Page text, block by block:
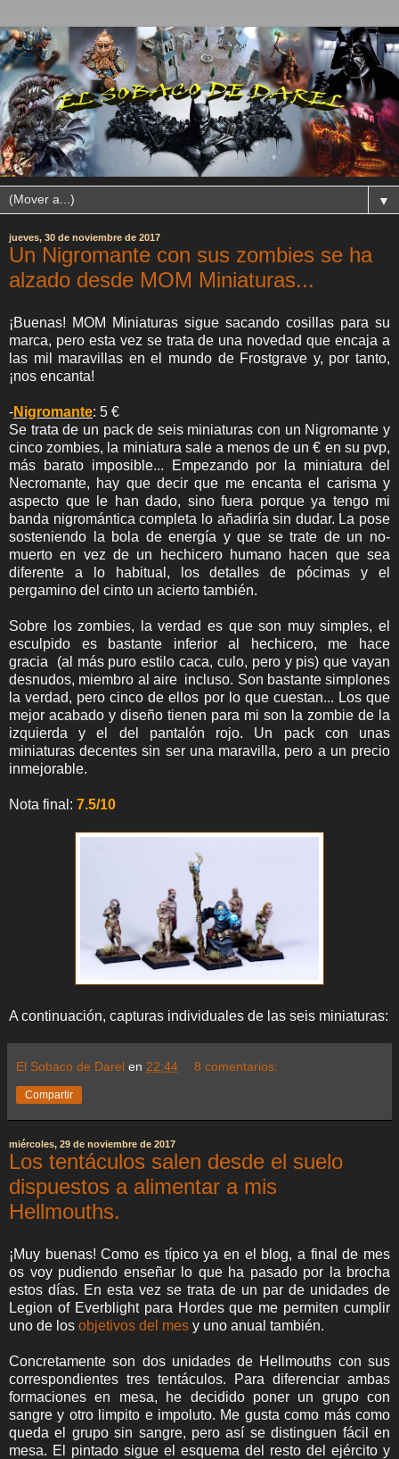
▼
jueves, 30 de noviembre de 2017
Un Nigromante con sus zombies se ha
alzado desde MOM Miniaturas...
¡Buenas! MOM Miniaturas sigue sacando cosillas para su
marca, pero esta vez se trata de una novedad que encaja a
las mil maravillas en el mundo de Frostgrave y, por tanto,
¡nos encanta!
-Nigromante: 5 €
Se trata de un pack de seis miniaturas con un Nigromante y
cinco zombies, la miniatura sale a menos de un € en su pvp,
más barato imposible... Empezando por la miniatura del
Necromante, hay que decir que me encanta el carisma y
aspecto que le han dado, sino fuera porque ya tengo mi
banda nigromántica completa lo añadiría sin dudar. La pose
sosteniendo la bola de energía y que se trate de un no-
muerto en vez de un hechicero humano hacen que sea
diferente a lo habitual, los detalles de pócimas y el
pergamino del cinto un acierto también.
Sobre los zombies, la verdad es que son muy simples, el
esculpido es bastante inferior al hechicero, me hace
gracia (al más puro estilo caca, culo, pero y pis) que vayan
desnudos, miembro al aire incluso. Son bastante simplones
la verdad, pero cinco de ellos por lo que cuestan... Los que
mejor acabado y diseño tienen para mi son la zombie de la
izquierda y el del pantalón rojo. Un pack con unas
miniaturas decentes sin ser una maravilla, pero a un precio
inmejorable.
Nota final: 7.5/10
A continuación, capturas individuales de las seis miniaturas:
El Sobaco de Darel en 22:44 8 comentarios:
Compartir
miércoles, 29 de noviembre de 2017
Los tentáculos salen desde el suelo
dispuestos a alimentar a mis
Hellmouths.
¡Muy buenas! Como es típico ya en el blog, a final de mes
os voy pudiendo enseñar lo que ha pasado por la brocha
estos días. En esta vez se trata de un par de unidades de
Legion of Everblight para Hordes que me permiten cumplir
uno de los objetivos del mes y uno anual también.
Concretamente son dos unidades de Hellmouths con sus
correspondientes tres tentáculos. Para diferenciar ambas
formaciones en mesa, he decidido poner un grupo con
sangre y otro limpito e impoluto. Me gusta como más como
queda el grupo sin sangre, pero así se distinguen fácil en
mesa. El pintado sigue el esquema del resto del ejército y